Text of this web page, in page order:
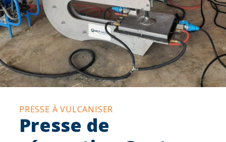
Presse de
PRESSE À VULCANISER